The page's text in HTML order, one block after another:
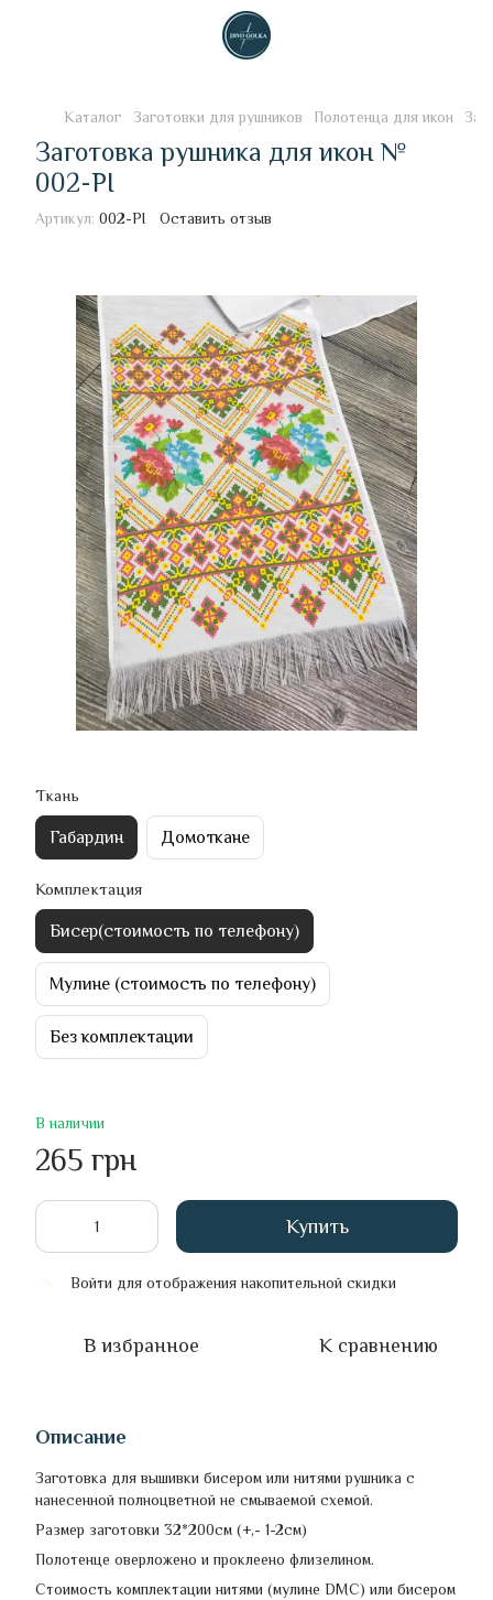
Каталог Заготовки для рушников Полотенца для икон
Заготовка рушника для икон №
002-РІ
Артикул: 002-РІ Оставить отзыв
Ткань
Габардин Домоткане
Комплектация
Бисер(стоимость по телефону)
Мулине (стоимость по телефону)
Без комплектации
В наличии
265 грн
Купить
Войти для отображения накопительной скидки
В избранное К сравнению
Описание
Заготовка для вышивки бисером или нитями рушника с
нанесенной полноцветной не смываемой схемой.
Размер заготовки 32*200см (+,- 1-2см)
Полотенце оверложено и проклеено флизелином.
Стоимость комплектации нитями (мулине DMC) или бисером